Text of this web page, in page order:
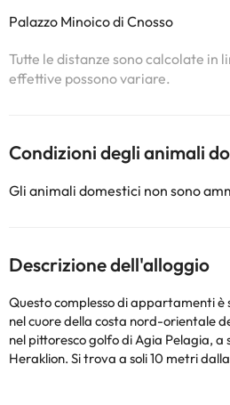
Palazzo Minoico di Cnosso
Tutte le distanze sono calcolate in
effettive possono variare.
Condizioni degli animali
Gli animali domestici non sono
Descrizione dell'alloggio
Questo complesso di appartamenti è
nel cuore della costa nord-orientale
nel pittoresco golfo di Agia Pelagia, a
Heraklion. Si trova a soli 10 metri
Pelagia. Questo fantastico
stazione degli autobus locale.